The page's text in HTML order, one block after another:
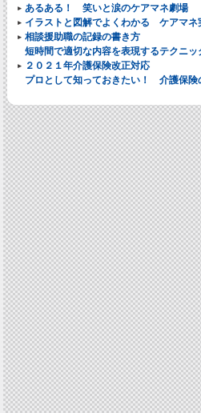
あるある！ 笑いと涙のケアマネ劇場
イラストと図解でよくわかる ケアマネ
相談援助職の記録の書き方
短時間で適切な内容を表現するテクニッ
２０２１年介護保険改正対応
プロとして知っておきたい！ 介護保険